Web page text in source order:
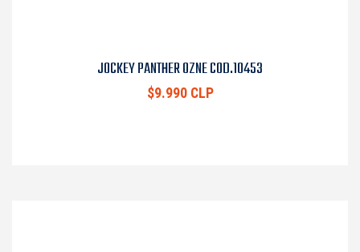
JOCKEY PANTHER OZNE COD.10453
$9.990 CLP